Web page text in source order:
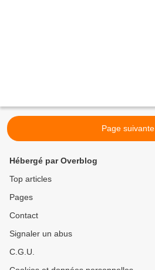
Page
Hébergé par Overblog
Top articles
Pages
Contact
Signaler un abus
C.G.U.